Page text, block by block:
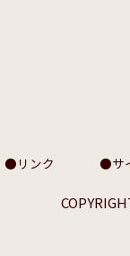
リンク サ